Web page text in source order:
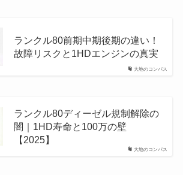
大地のコンパス
ランクル80前期中期後期の違い！
故障リスクと1HDエンジンの真実
大地のコンパス
ランクル80ディーゼル規制解除の
闇｜1HD寿命と100万の壁
【2025】